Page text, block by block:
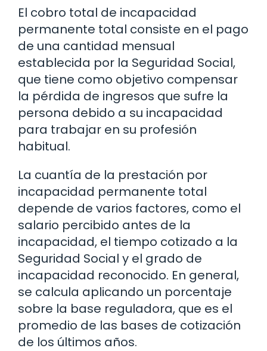
El cobro total de incapacidad
permanente total consiste en el pago
de una cantidad mensual
establecida por la Seguridad Social,
que tiene como objetivo compensar
la pérdida de ingresos que sufre la
persona debido a su incapacidad
para trabajar en su profesión
habitual.
La cuantía de la prestación por
incapacidad permanente total
depende de varios factores, como el
salario percibido antes de la
incapacidad, el tiempo cotizado a la
Seguridad Social y el grado de
incapacidad reconocido. En general,
se calcula aplicando un porcentaje
sobre la base reguladora, que es el
promedio de las bases de cotización
de los últimos años.